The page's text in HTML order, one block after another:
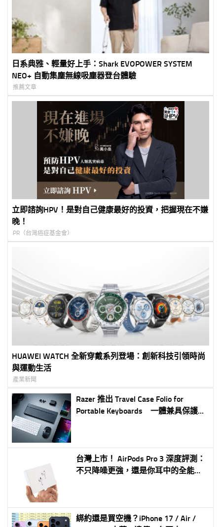
日系典雅、輕量好上手：Shark EVOPOWER SYSTEM
NEO+ 自動集塵無線吸塵器登台體驗
推薦文章
立即諮詢HPV！是對自己健康最好的投資，把握現在不嫌
晚！
PR（台灣癌症基金會）
HUAWEI WATCH 全新穿戴系列登場：創新科技引領時尚
與運動生活
產業新聞
Razer 推出 Travel Case Folio for
Portable Keyboards 一體兼具保護、
角度支撐平板與掌機 滿足玩家、創
作者與行動工作需求
台灣上市！ AirPods Pro 3 深度評測：
不只降噪更強，還是你耳中的全能助
綁約還是買空機？iPhone 17 / Air /